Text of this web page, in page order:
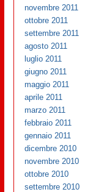
novembre 2011
ottobre 2011
settembre 2011
agosto 2011
luglio 2011
giugno 2011
maggio 2011
aprile 2011
marzo 2011
febbraio 2011
gennaio 2011
dicembre 2010
novembre 2010
ottobre 2010
settembre 2010